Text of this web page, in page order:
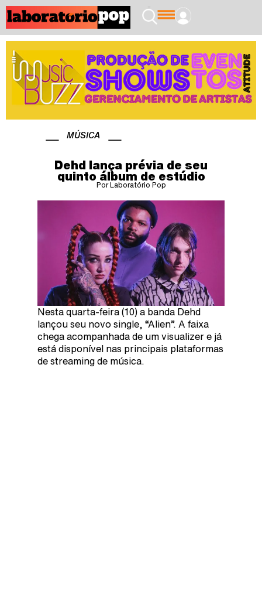
MÚSICA
Dehd lança prévia de seu
quinto álbum de estúdio
Por Laboratório Pop
Nesta quarta-feira (10) a banda Dehd
lançou seu novo single, “Alien”. A faixa
chega acompanhada de um visualizer e já
está disponível nas principais plataformas
de streaming de música.